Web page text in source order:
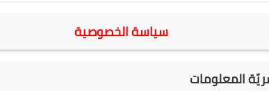
سياسة الخصوصية
المعلومات